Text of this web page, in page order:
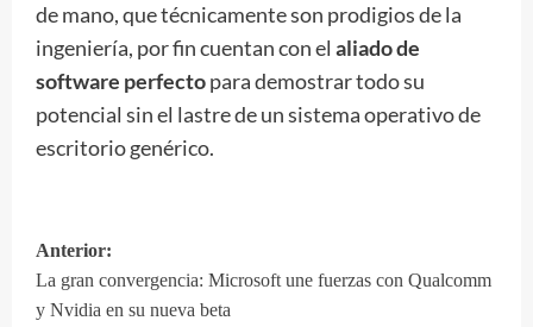
de mano, que técnicamente son prodigios de la
ingeniería, por fin cuentan con el aliado de
software perfectopara demostrar todo su
potencial sin el lastre de un sistema operativo de
escritorio genérico.
Navegación
de
Anterior:
La gran convergencia: Microsoft une fuerzas con Qualcomm
y Nvidia en su nueva beta